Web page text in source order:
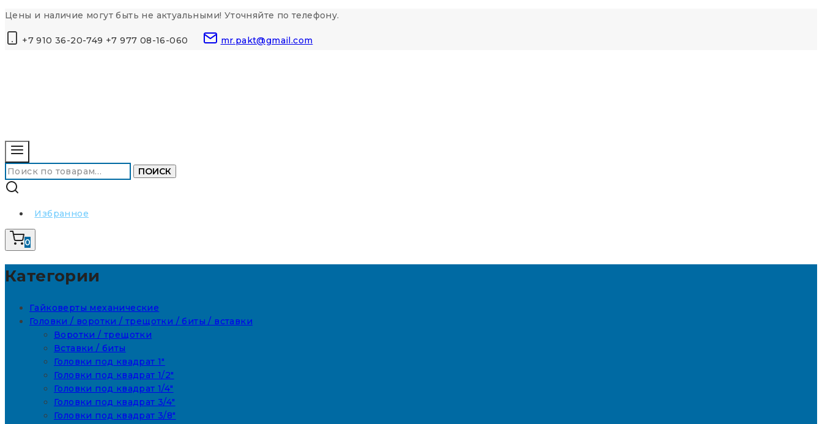
Перейти
контенту
Цены и наличие могут быть не актуальными! Уточняйте по телефону.
+7 910 36-20-749 +7 977 08-16-060 mr.pakt@gmail.com
Искать: ПОИСК
Избранное
0
Категории
Гайковерты механические
Головки / воротки / трещотки / биты / вставки
Воротки / трещотки
Вставки / биты
Головки под квадрат 1"
Головки под квадрат 1/2"
Головки под квадрат 1/4"
Головки под квадрат 3/4"
Головки под квадрат 3/8"